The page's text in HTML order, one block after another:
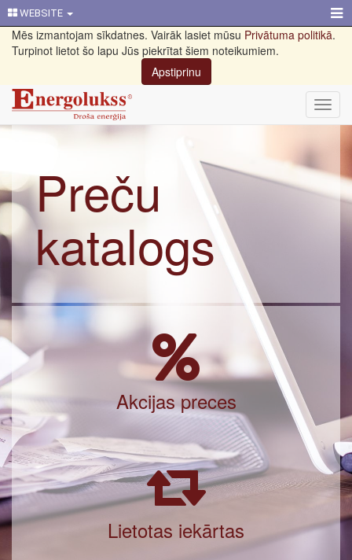
WEBSITE
Mēs izmantojam sīkdatnes. Vairāk lasiet mūsu Privātuma politikā.
Turpinot lietot šo lapu Jūs piekrītat šiem noteikumiem.
Apstiprinu
Preču
katalogs
Akcijas preces
Lietotas iekārtas